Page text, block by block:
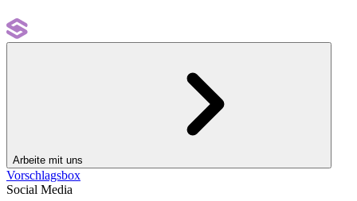
Arbeite mit uns
Vorschlagsbox
Social Media